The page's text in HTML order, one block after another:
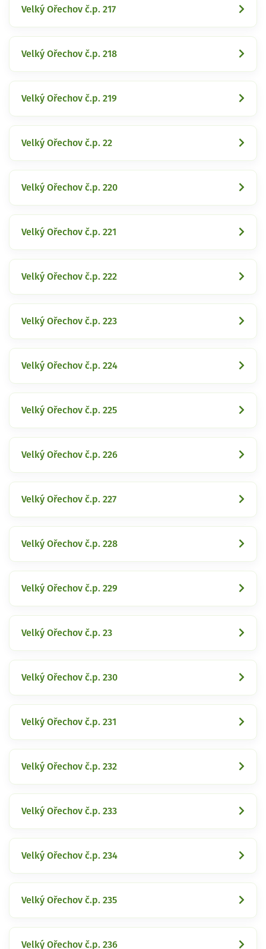
Velký Ořechov č.p. 217
Velký Ořechov č.p. 218
Velký Ořechov č.p. 219
Velký Ořechov č.p. 22
Velký Ořechov č.p. 220
Velký Ořechov č.p. 221
Velký Ořechov č.p. 222
Velký Ořechov č.p. 223
Velký Ořechov č.p. 224
Velký Ořechov č.p. 225
Velký Ořechov č.p. 226
Velký Ořechov č.p. 227
Velký Ořechov č.p. 228
Velký Ořechov č.p. 229
Velký Ořechov č.p. 23
Velký Ořechov č.p. 230
Velký Ořechov č.p. 231
Velký Ořechov č.p. 232
Velký Ořechov č.p. 233
Velký Ořechov č.p. 234
Velký Ořechov č.p. 235
Velký Ořechov č.p. 236